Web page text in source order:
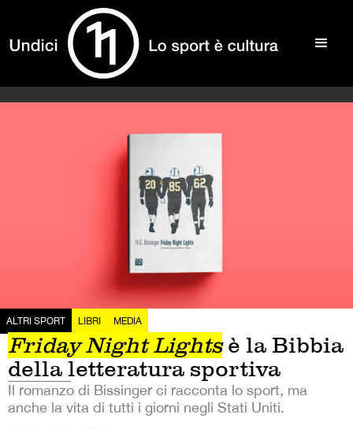
ALTRI SPORT LIBRI MEDIA
Friday Night Lightsè la Bibbia
della letteratura sportiva
Il romanzo di Bissinger ci racconta lo sport, ma
anche la vita di tutti i giorni negli Stati Uniti.